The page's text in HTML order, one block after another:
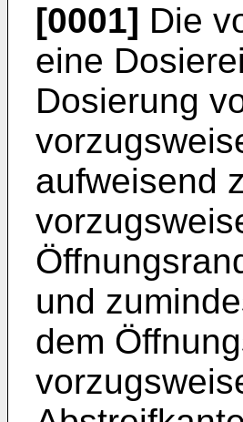
[0001] Die
eine
Dosierung
aufweisend
und
dem